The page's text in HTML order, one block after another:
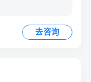
去咨询